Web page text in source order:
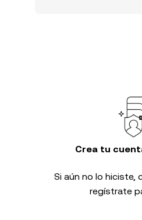
Crea tu
Si aún no lo hiciste,
regístrate